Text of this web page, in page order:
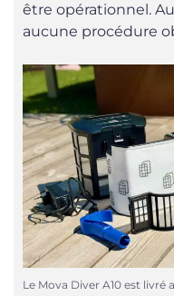
être opérationnel.
aucune procédure
Le Mova Diver A10 est